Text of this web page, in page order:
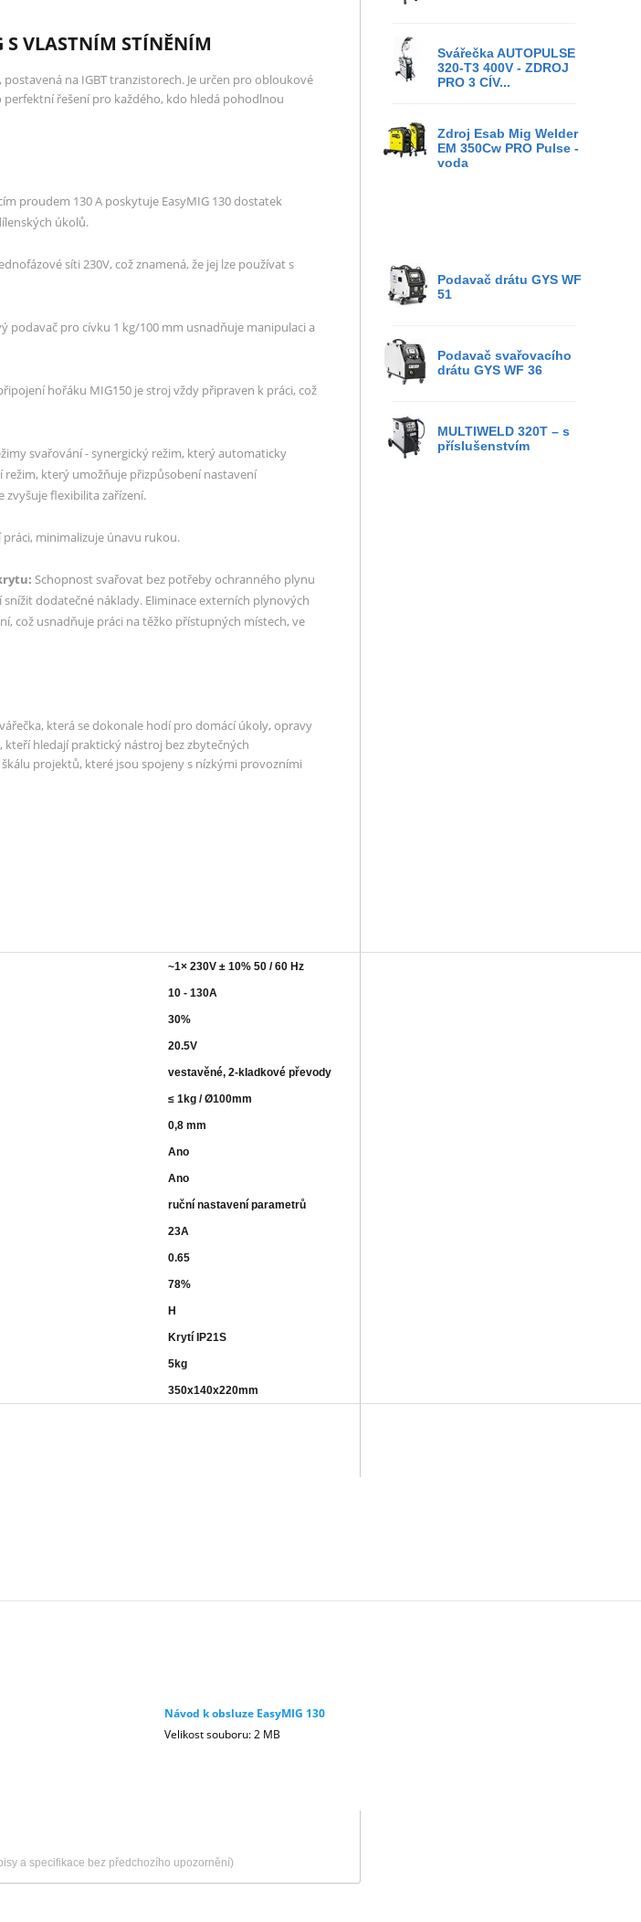
Svářečka AUTOPULSE
320-T3 400V - ZDROJ
PRO 3 CÍV...
Zdroj Esab Mig Welder
EM 350Cw PRO Pulse -
voda
Podavač drátu GYS WF
51
Podavač svařovacího
drátu GYS WF 36
MULTIWELD 320T – s
příslušenstvím
S VLASTNÍM STÍNĚNÍM
na IGBT tranzistorech. Je určen pro obloukové
perfektní řešení pro každého, kdo hledá pohodlnou
proudem 130 A poskytuje EasyMIG 130 dostatek
úkolů.
síti 230V, což znamená, že jej lze používat s
podavač pro cívku 1 kg/100 mm usnadňuje manipulaci a
hořáku MIG150 je stroj vždy připraven k práci, což
svařování - synergický režim, který automaticky
který umožňuje přizpůsobení nastavení
zvyšuje flexibilita zařízení.
minimalizuje únavu rukou.
Schopnost svařovat bez potřeby ochranného plynu
dodatečné náklady. Eliminace externích plynových
což usnadňuje práci na těžko přístupných místech, ve
která se dokonale hodí pro domácí úkoly, opravy
hledají praktický nástroj bez zbytečných
projektů, které jsou spojeny s nízkými provozními
~1× 230V ± 10% 50 / 60 Hz
10 - 130A
30%
20.5V
vestavěné, 2-kladkové převody
≤ 1kg / Ø100mm
0,8 mm
Ano
Ano
ruční nastavení parametrů
23A
0.65
78%
H
Krytí IP21S
5kg
350x140x220mm
Návod k obsluze EasyMIG 130
Velikost souboru: 2 MB
a specifikace bez předchozího upozornění)